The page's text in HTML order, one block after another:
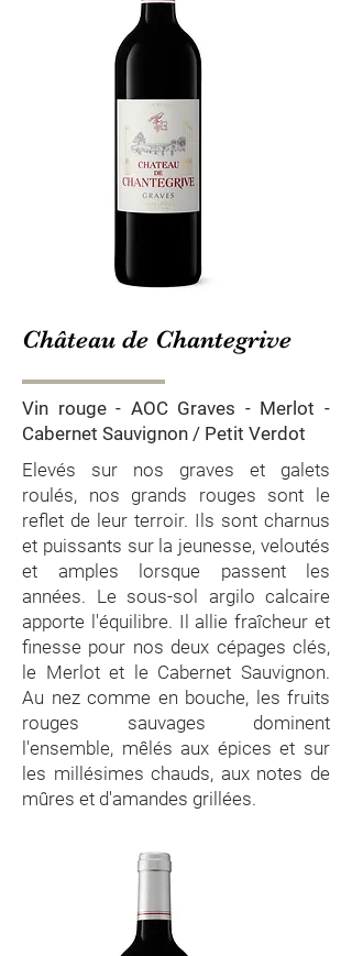
Château de Chantegrive
Vin rouge - AOC Graves - Merlot -
Cabernet Sauvignon / Petit Verdot
Elevés sur nos graves et galets
roulés, nos grands rouges sont le
reflet de leur terroir. Ils sont charnus
et puissants sur la jeunesse, veloutés
et amples lorsque passent les
années. Le sous-sol argilo calcaire
apporte l'équilibre. Il allie fraîcheur et
finesse pour nos deux cépages clés,
le Merlot et le Cabernet Sauvignon.
Au nez comme en bouche, les fruits
rouges sauvages dominent
l'ensemble, mêlés aux épices et sur
les millésimes chauds, aux notes de
mûres et d'amandes grillées.